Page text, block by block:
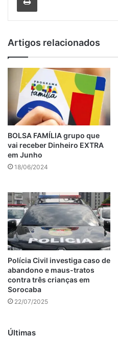
Artigos relacionados
BOLSA FAMÍLIA grupo que
vai receber Dinheiro EXTRA
em Junho
18/06/2024
Polícia Civil investiga caso de
abandono e maus-tratos
contra três crianças em
Sorocaba
22/07/2025
Últimas